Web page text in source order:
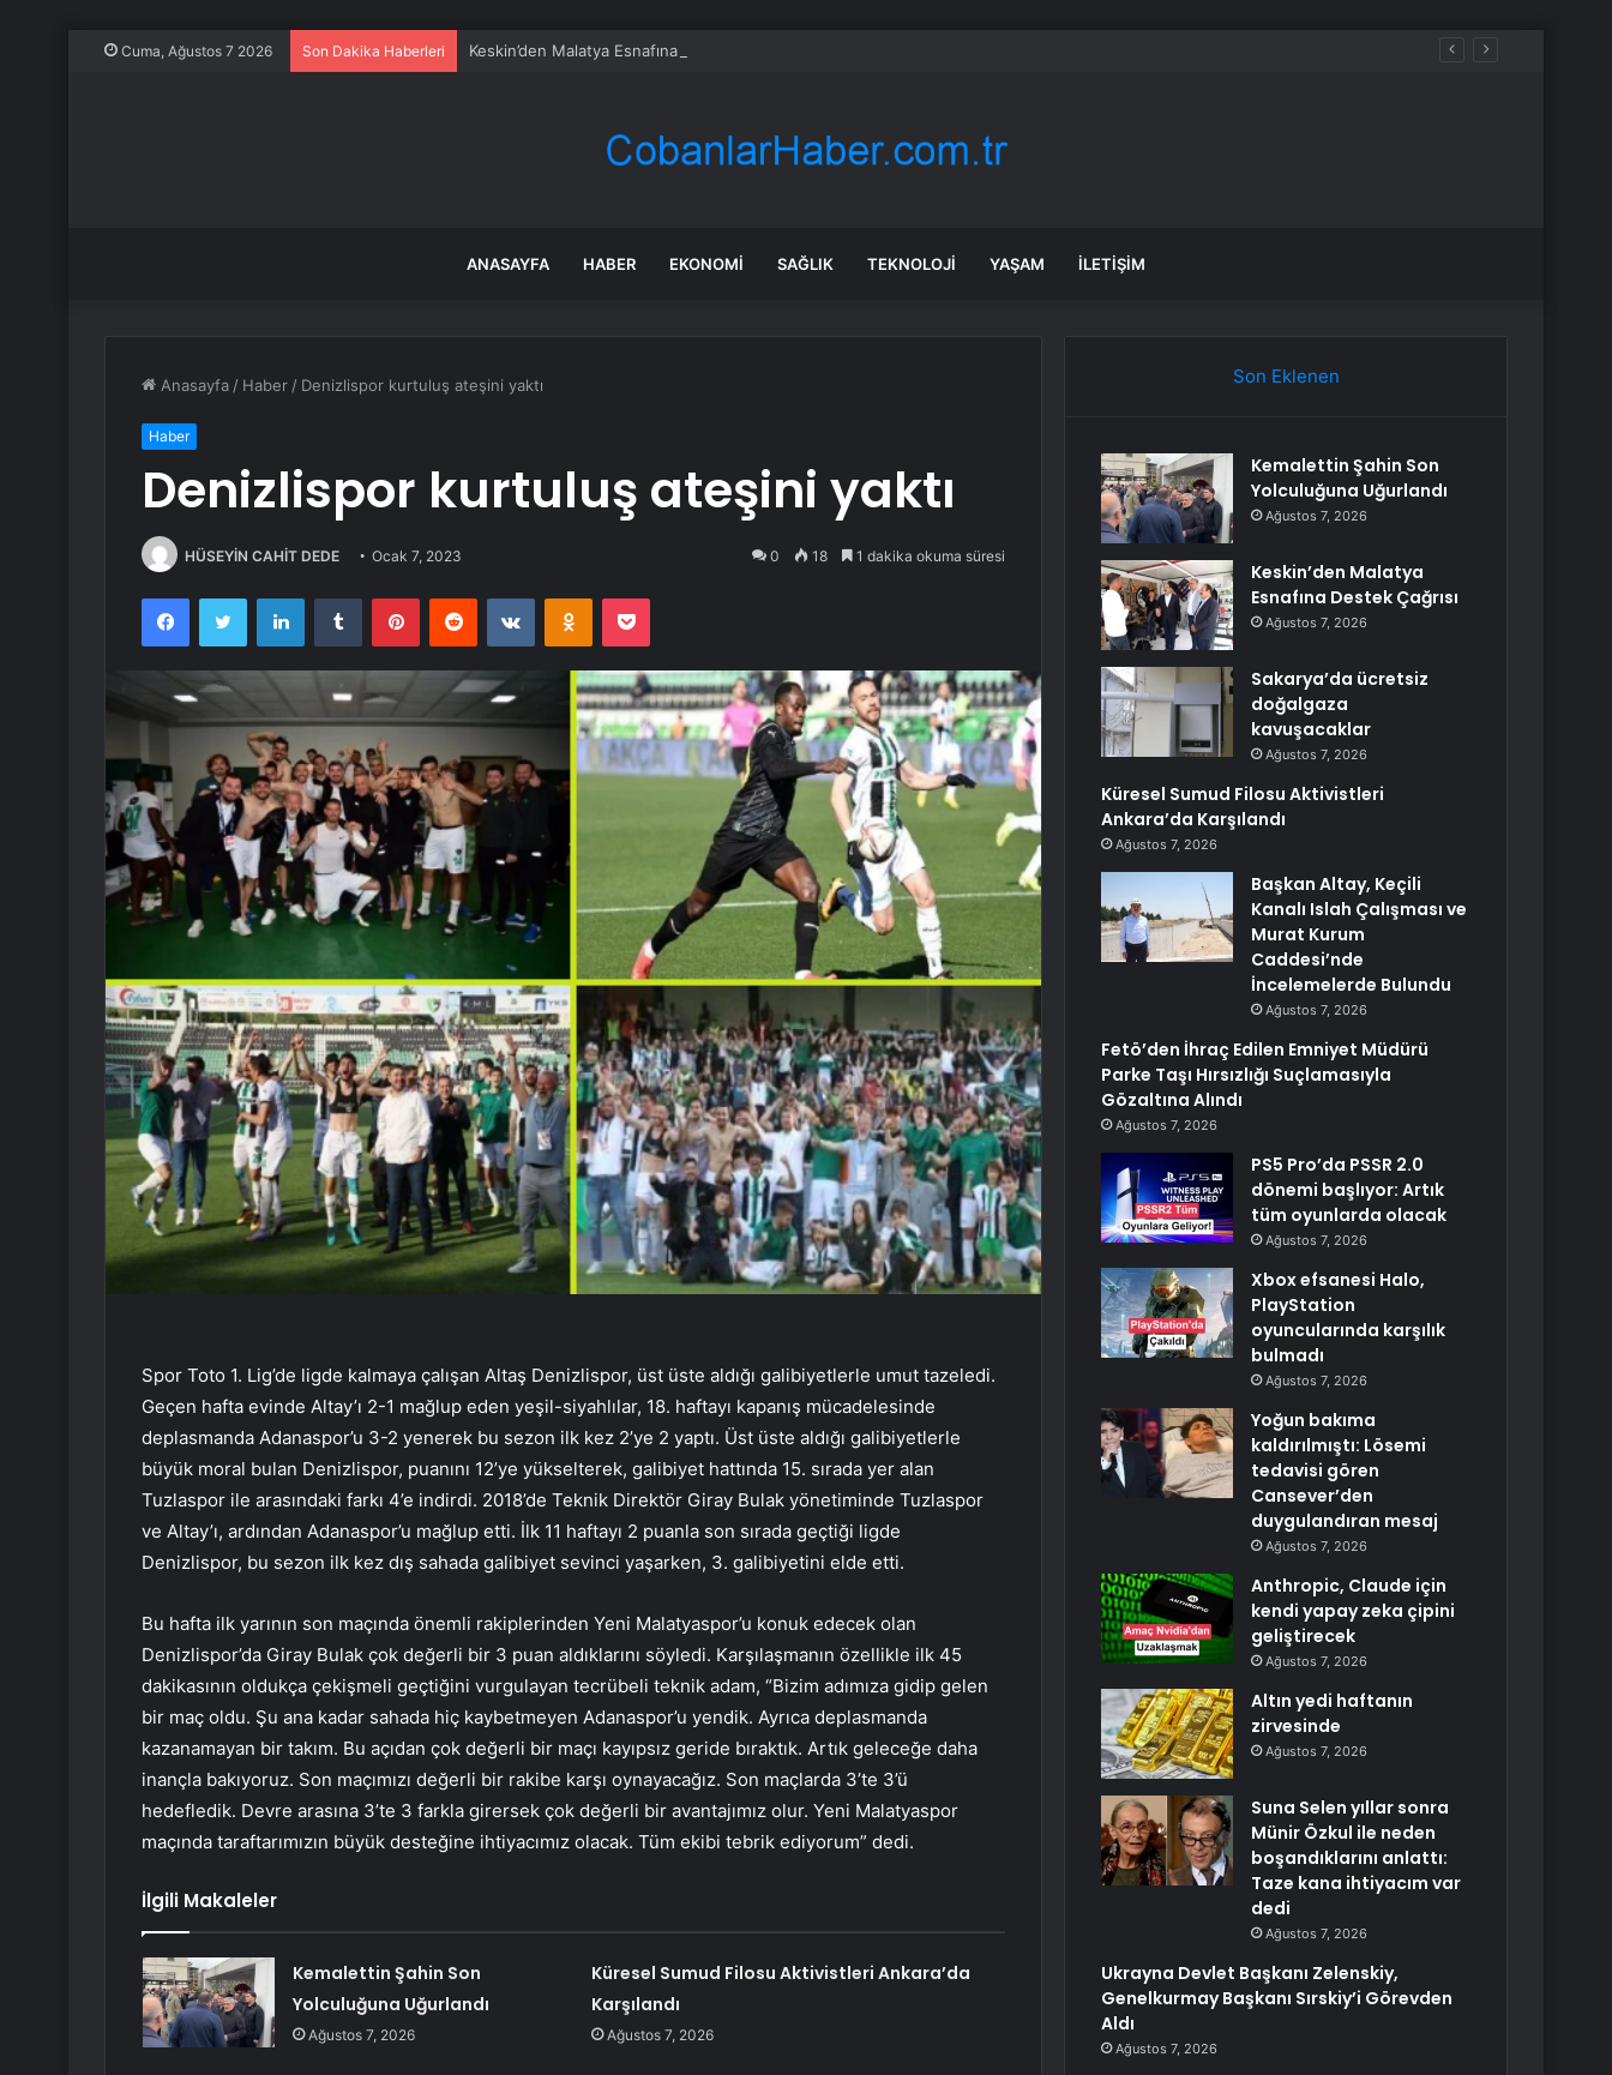
Cuma, Ağustos 7 2026 Son Dakika Haberleri Keskin’den Malatya Esnafına Destek Çağrısı
ANASAYFA HABER EKONOMI SAĞLIK TEKNOLOJI YAŞAM İLETIŞIM
Anasayfa / Haber / Denizlispor kurtuluş ateşini yaktı
Haber
Denizlispor kurtuluş ateşini yaktı
HÜSEYİN CAHİT DEDE Ocak 7, 2023 0 18 1 dakika okuma süresi
FacebookTwitter LinkedInTumblr PinterestReddit VKontakteOdnoklassniki
Pocket
Spor Toto 1. Lig’de ligde kalmaya çalışan Altaş Denizlispor, üst üste aldığı galibiyetlerle umut tazeledi.
Geçen hafta evinde Altay’ı 2-1 mağlup eden yeşil-siyahlılar, 18. haftayı kapanış mücadelesinde
deplasmanda Adanaspor’u 3-2 yenerek bu sezon ilk kez 2’ye 2 yaptı. Üst üste aldığı galibiyetlerle
büyük moral bulan Denizlispor, puanını 12’ye yükselterek, galibiyet hattında 15. sırada yer alan
Tuzlaspor ile arasındaki farkı 4’e indirdi. 2018’de Teknik Direktör Giray Bulak yönetiminde Tuzlaspor
ve Altay’ı, ardından Adanaspor’u mağlup etti. İlk 11 haftayı 2 puanla son sırada geçtiği ligde
Denizlispor, bu sezon ilk kez dış sahada galibiyet sevinci yaşarken, 3. galibiyetini elde etti.
Bu hafta ilk yarının son maçında önemli rakiplerinden Yeni Malatyaspor’u konuk edecek olan
Denizlispor’da Giray Bulak çok değerli bir 3 puan aldıklarını söyledi. Karşılaşmanın özellikle ilk 45
dakikasının oldukça çekişmeli geçtiğini vurgulayan tecrübeli teknik adam, “Bizim adımıza gidip gelen
bir maç oldu. Şu ana kadar sahada hiç kaybetmeyen Adanaspor’u yendik. Ayrıca deplasmanda
kazanamayan bir takım. Bu açıdan çok değerli bir maçı kayıpsız geride bıraktık. Artık geleceğe daha
inançla bakıyoruz. Son maçımızı değerli bir rakibe karşı oynayacağız. Son maçlarda 3’te 3’ü
hedefledik. Devre arasına 3’te 3 farkla girersek çok değerli bir avantajımız olur. Yeni Malatyaspor
maçında taraftarımızın büyük desteğine ihtiyacımız olacak. Tüm ekibi tebrik ediyorum” dedi.
İlgili Makaleler
Kemalettin Şahin Son
Yolculuğuna Uğurlandı
Ağustos 7, 2026
Küresel Sumud Filosu Aktivistleri Ankara’da
Karşılandı
Ağustos 7, 2026
Son Eklenen
Kemalettin Şahin Son
Yolculuğuna Uğurlandı
Ağustos 7, 2026
Keskin’den Malatya
Esnafına Destek Çağrısı
Ağustos 7, 2026
Sakarya’da ücretsiz
doğalgaza
kavuşacaklar
Ağustos 7, 2026
Küresel Sumud Filosu Aktivistleri
Ankara’da Karşılandı
Ağustos 7, 2026
Başkan Altay, Keçili
Kanalı Islah Çalışması ve
Murat Kurum
Caddesi’nde
İncelemelerde Bulundu
Ağustos 7, 2026
Fetö’den İhraç Edilen Emniyet Müdürü
Parke Taşı Hırsızlığı Suçlamasıyla
Gözaltına Alındı
Ağustos 7, 2026
PS5 Pro’da PSSR 2.0
dönemi başlıyor: Artık
tüm oyunlarda olacak
Ağustos 7, 2026
Xbox efsanesi Halo,
PlayStation
oyuncularında karşılık
bulmadı
Ağustos 7, 2026
Yoğun bakıma
kaldırılmıştı: Lösemi
tedavisi gören
Cansever’den
duygulandıran mesaj
Ağustos 7, 2026
Anthropic, Claude için
kendi yapay zeka çipini
geliştirecek
Ağustos 7, 2026
Altın yedi haftanın
zirvesinde
Ağustos 7, 2026
Suna Selen yıllar sonra
Münir Özkul ile neden
boşandıklarını anlattı:
Taze kana ihtiyacım var
dedi
Ağustos 7, 2026
Ukrayna Devlet Başkanı Zelenskiy,
Genelkurmay Başkanı Sırskiy’i Görevden
Aldı
Ağustos 7, 2026